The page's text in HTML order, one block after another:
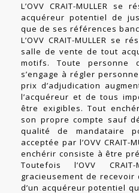
L’OVV CRAIT-MULLER
acquéreur potentiel de
que de ses références
L’OVV CRAIT-MULLER se
salle de vente de tout
motifs. Toute personne
s’engage à régler
prix d’adjudication
l’acquéreur et de tous
être exigibles. Tout
son propre compte sauf
qualité de mandataire
acceptée par l’OVV CRAIT-
enchérir consiste à être
Toutefois l’OVV
gracieusement de
d’un acquéreur potentiel